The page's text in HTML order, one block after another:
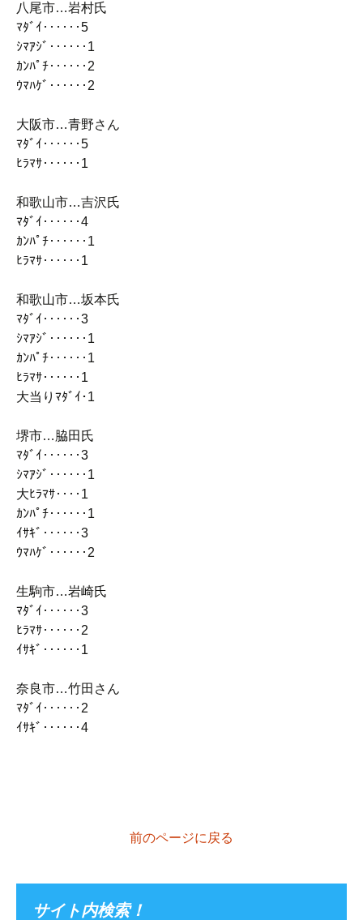
八尾市…岩村氏
ﾏﾀﾞｲ‥‥‥5
ｼﾏｱｼﾞ‥‥‥1
ｶﾝﾊﾟﾁ‥‥‥2
ｳﾏﾊｹﾞ‥‥‥2
大阪市…青野さん
ﾏﾀﾞｲ‥‥‥5
ﾋﾗﾏｻ‥‥‥1
和歌山市…吉沢氏
ﾏﾀﾞｲ‥‥‥4
ｶﾝﾊﾟﾁ‥‥‥1
ﾋﾗﾏｻ‥‥‥1
和歌山市…坂本氏
ﾏﾀﾞｲ‥‥‥3
ｼﾏｱｼﾞ‥‥‥1
ｶﾝﾊﾟﾁ‥‥‥1
ﾋﾗﾏｻ‥‥‥1
大当りﾏﾀﾞｲ･1
堺市…脇田氏
ﾏﾀﾞｲ‥‥‥3
ｼﾏｱｼﾞ‥‥‥1
大ﾋﾗﾏｻ‥‥1
ｶﾝﾊﾟﾁ‥‥‥1
ｲｻｷﾞ‥‥‥3
ｳﾏﾊｹﾞ‥‥‥2
生駒市…岩崎氏
ﾏﾀﾞｲ‥‥‥3
ﾋﾗﾏｻ‥‥‥2
ｲｻｷﾞ‥‥‥1
奈良市…竹田さん
ﾏﾀﾞｲ‥‥‥2
ｲｻｷﾞ‥‥‥4
前のページに戻る
サイト内検索！